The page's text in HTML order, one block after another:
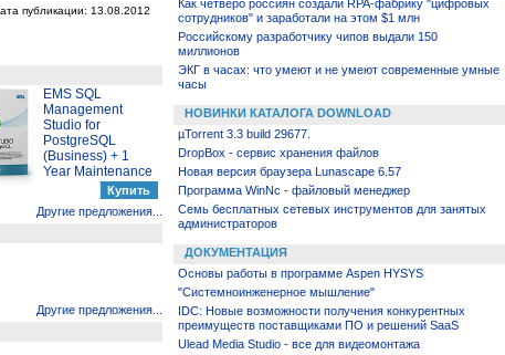
публикации: 13.08.2012
EMS SQL
Management
Studio for
PostgreSQL
(Business) + 1
Year Maintenance
Другие предложения...
Другие предложения...
Как четверо россиян создали RPA-фабрику "цифровых
сотрудников" и заработали на этом $1 млн
Российскому разработчику чипов выдали 150
миллионов
ЭКГ в часах: что умеют и не умеют современные умные
часы
НОВИНКИ КАТАЛОГА DOWNLOAD
µTorrent 3.3 build 29677.
DropBox - сервис хранения файлов
Новая версия браузера Lunascape 6.57
Программа WinNc - файловый менеджер
Семь бесплатных сетевых инструментов для занятых
администраторов
ДОКУМЕНТАЦИЯ
Основы работы в программе Aspen HYSYS
"Системноинженерное мышление"
IDC: Новые возможности получения конкурентных
преимуществ поставщиками ПО и решений SaaS
Ulead Media Studio - все для видеомонтажа